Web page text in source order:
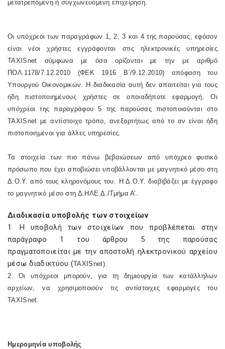
μετατρεπόμενη ή συγχωνευόμενη επιχείρηση.
Οι υπόχρεοι των παραγράφων 1, 2, 3 και 4 της παρούσας, εφόσον
είναι νέοι χρήστες εγγράφονται στις ηλεκτρονικές υπηρεσίες
TAXISnet σύμφωνα με όσα ορίζονται με την με αριθμό
ΠΟΛ.1178/7.12.2010 (ΦΕΚ 1916 Β΄/9.12.2010) απόφαση του
Υπουργού Οικονομικών. Η διαδικασία αυτή δεν απαιτείται για τους
ήδη πιστοποιημένους χρήστες σε οποιαδήποτε εφαρμογή. Οι
υπόχρεοι της παραγράφου 5 της παρούσας πιστοποιούνται στο
TAXISnet με αντίστοιχο τρόπο, ανεξαρτήτως από το αν είναι ήδη
πιστοποιημένοι για άλλες υπηρεσίες.
Τα στοιχεία των πιο πάνω βεβαιώσεων από υπόχρεο φυσικό
πρόσωπο που έχει αποβιώσει υποβάλλονται με μαγνητικό μέσο στη
Δ.Ο.Υ. από τους κληρονόμους του. Η Δ.Ο.Υ. διαβιβάζει με έγγραφο
το μαγνητικό μέσο στη Δ.ΗΛΕ.Δ./Τμήμα Α’.
Διαδικασία υποβολής των στοιχείων
1. Η υποβολή των στοιχείων που προβλέπεται στην
παράγραφο 1 του άρθρου 5 της παρούσας
πραγματοποιείται με την αποστολή ηλεκτρονικού αρχείου
μέσω διαδικτύου (TAXISnet).
2. Οι υπόχρεοι μπορούν, για τη δημιουργία των κατάλληλων
αρχείων, να χρησιμοποιούν τις αντίστοιχες εφαρμογές του
TAXISnet.
Ημερομηνία υποβολής